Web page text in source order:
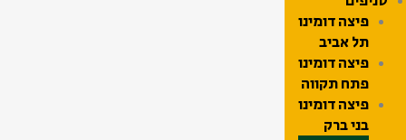
פיצה דומינו
תל אביב
פיצה דומינו
פתח תקווה
פיצה דומינו
בני ברק